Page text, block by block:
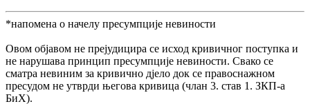
*напомена о начелу пресумпције невиности
Овом објавом не прејудицира се исход кривичног поступка и
не нарушава принцип пресумпције невиности. Свако се
сматра невиним за кривично дјело док се правоснажном
пресудом не утврди његова кривица (члан 3. став 1. ЗКП-а
БиХ).